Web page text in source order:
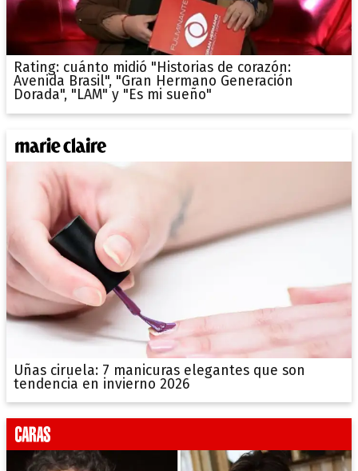
Rating: cuánto midió "Historias de corazón:
Avenida Brasil", "Gran Hermano Generación
Dorada", "LAM" y "Es mi sueño"
Uñas ciruela: 7 manicuras elegantes que son
tendencia en invierno 2026